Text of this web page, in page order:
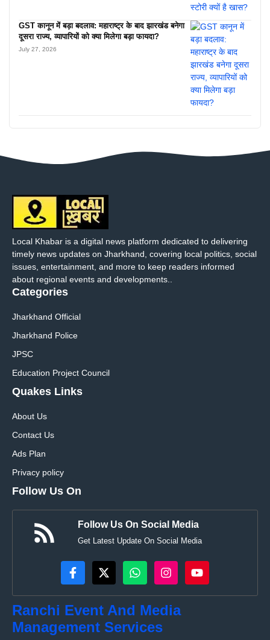
GST कानून में बड़ा बदलाव: महाराष्ट्र के बाद झारखंड बनेगा
दूसरा राज्य, व्यापारियों को क्या मिलेगा बड़ा फायदा?
July 27, 2026
Local Khabar is a digital news platform dedicated to delivering
timely news updates on Jharkhand, covering local politics, social
issues, entertainment, and more to keep readers informed
about regional events and developments..
Categories
Jharkhand Official
Jharkhand Police
JPSC
Education Project Council
Quakes Links
About Us
Contact Us
Ads Plan
Privacy policy
Follow Us On
Follow Us On Social Media
Get Latest Update On Social Media
Ranchi Event And Media
Management Services